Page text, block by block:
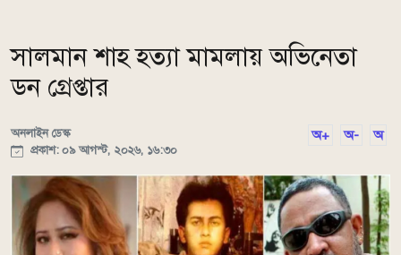
সালমান শাহ হত্যা মামলায় অভিনেতা
ডন গ্রেপ্তার
অনলাইন ডেস্ক
প্রকাশ: ০৯ আগস্ট, ২০২৬, ১৬:৩০
অ+ অ- অ